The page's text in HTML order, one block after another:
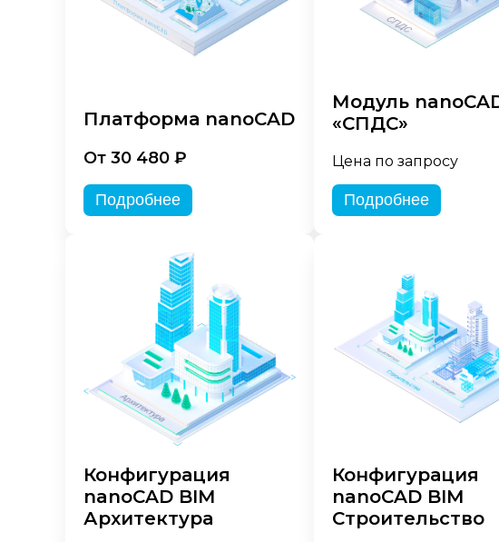
Платформа nanoCAD
От 30 480 ₽
Подробнее
Модуль
«СПДС»
Цена по запросу
Подробнее
Конфигурация
nanoCAD BIM
Архитектура
Конфигурация
nanoCAD BIM
Строительство